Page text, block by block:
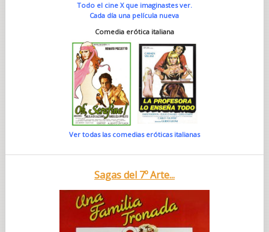
Todo el cine X que imaginastes ver.
Cada día una película nueva
Comedia erótica italiana
Ver todas las comedias eróticas italianas
Sagas del 7º Arte...